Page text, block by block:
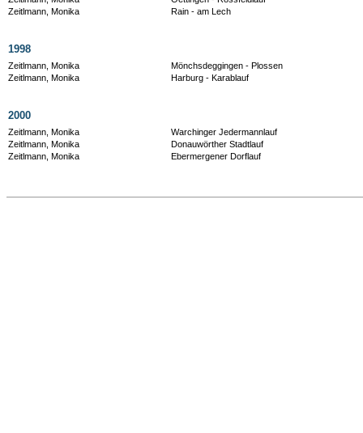
Zeitlmann, Monika
Rain - am Lech
1998
Zeitlmann, Monika
Mönchsdeggingen - Plossen
Zeitlmann, Monika
Harburg - Karablauf
2000
Zeitlmann, Monika
Warchinger Jedermannlauf
Zeitlmann, Monika
Donauwörther Stadtlauf
Zeitlmann, Monika
Ebermergener Dorflauf